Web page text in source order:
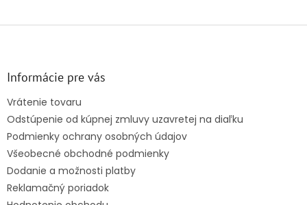
Informácie pre vás
Vrátenie tovaru
Odstúpenie od kúpnej zmluvy uzavretej na diaľku
Podmienky ochrany osobných údajov
Všeobecné obchodné podmienky
Dodanie a možnosti platby
Reklamačný poriadok